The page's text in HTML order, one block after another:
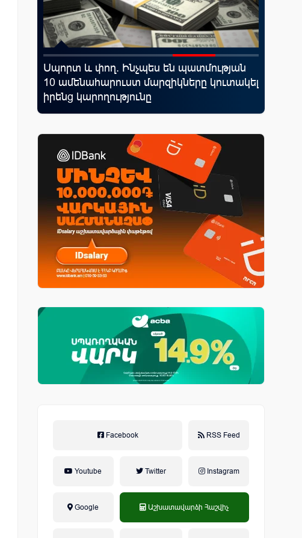
Սպորտ և փող. Ինչպես են պատմության
10 ամենահարուստ մարզիկները կուտակել
իրենց կարողությունը
Facebook RSS Feed
Youtube Twitter Instagram
Google Աշխատավարձի Հաշվիչ